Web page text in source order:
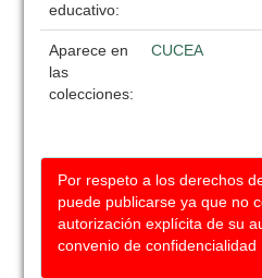
educativo:
Aparece en
las
colecciones:
CUCEA
Por respeto a los derechos
puede publicarse ya que no
autorización explícita de su
convenio de confidencialidad